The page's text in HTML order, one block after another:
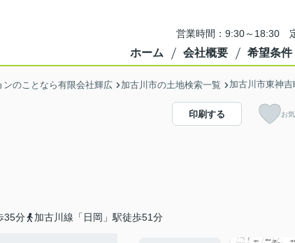
営業時間：9:30～18:30
ホーム 会社概要 希望条件
のことなら有限会社輝広 加古川市の土地検索一覧 加古川市東神
35分 加古川線「日岡」駅徒歩51分
印刷する お